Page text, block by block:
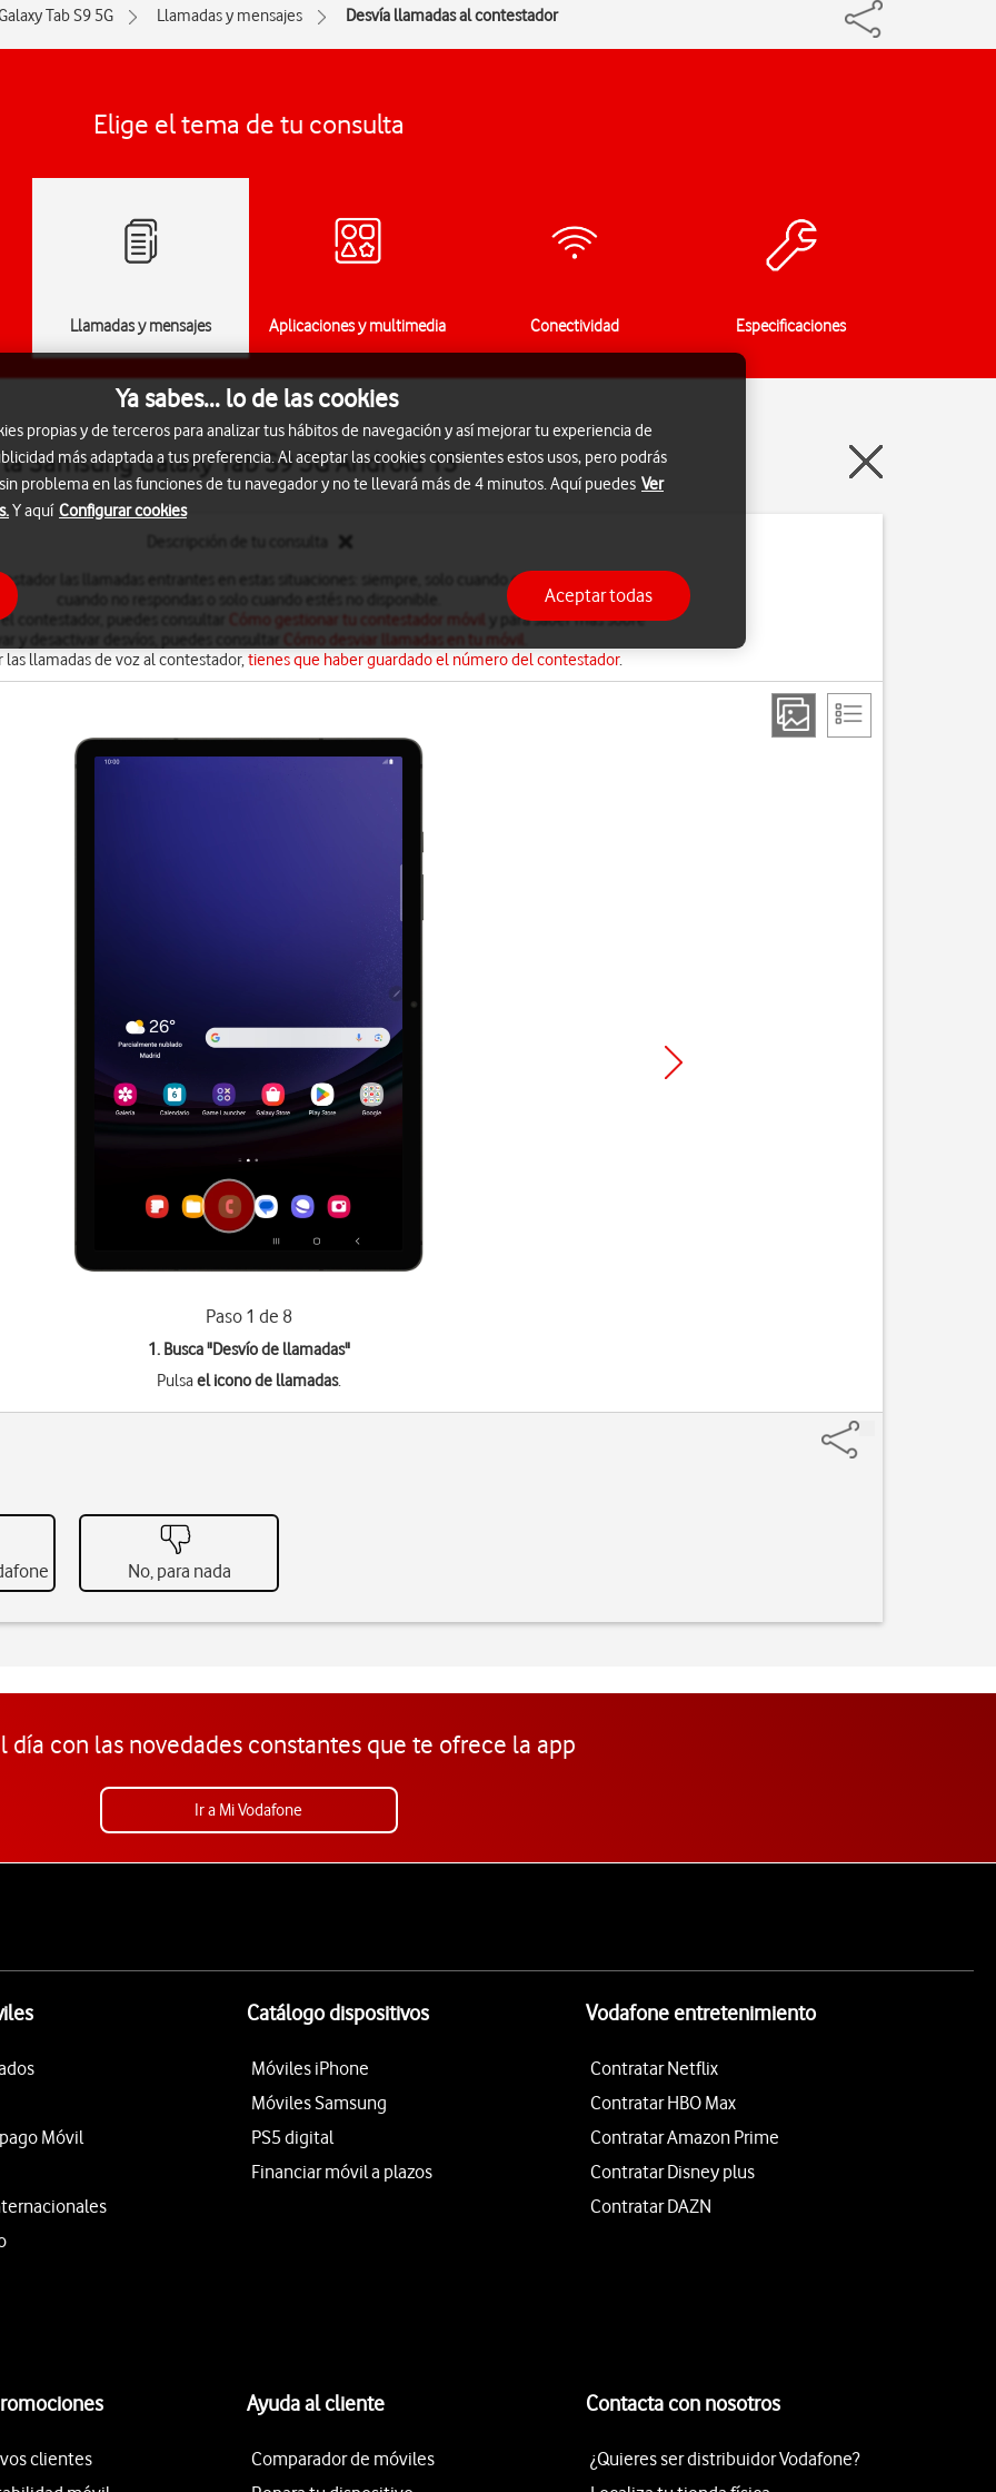
Tab S9 5G Llamadas y mensajes Desvía llamadas al contestador
Elige el tema de tu consulta
Llamadas y mensajes Aplicaciones y multimedia Conectividad Especificaciones
Samsung Galaxy Tab S9 5G Android 13
las llamadas entrantes en estas situaciones: siempre, solo cuando estés ocupado, solo
contestador, puedes consultar
Cómo gestionar tu contestador móvil
y para saber más sobre
Cómo desviar llamadas en tu móvil
las llamadas de voz al contestador,tienes que haber guardado el número del contestador.
Paso 1 de 8
1. Busca "Desvío de llamadas"
Pulsael icono de llamadas.
No, para nada
día con las novedades constantes que te ofrece la app
Ir a Mi Vodafone
Móvil
Catálogo dispositivos
Móviles iPhone
Móviles Samsung
PS5 digital
Financiar móvil a plazos
Vodafone entretenimiento
Contratar Netflix
Contratar HBO Max
Contratar Amazon Prime
Contratar Disney plus
Contratar DAZN
clientes
Ayuda al cliente
Comparador de móviles
Contacta con nosotros
¿Quieres ser distribuidor Vodafone?
Ya sabes... lo de las cookies
propias y de terceros para analizar tus hábitos de navegación y así mejorar tu experiencia de
más adaptada a tus preferencia. Al aceptar las cookies consientes estos usos, pero podrás
problema en las funciones de tu navegador y no te llevará más de 4 minutos. Aquí puedes Ver
Y aquí Configurar cookies
Aceptar todas